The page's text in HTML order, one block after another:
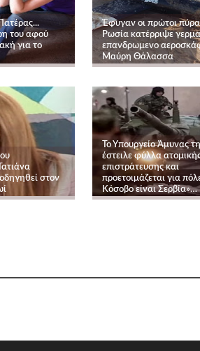
του αφού
για το
Έφυγαν οι πρώτοι
Ρωσία κατέρριψε
επανδρωμενο
Μαύρη Θάλασσα
στον
To Yπουργείο Άμυνας
έστειλε φύλλα
επιστράτευσης και
προετοιμάζεται για
Κόσοβο είναι Σερβία»…